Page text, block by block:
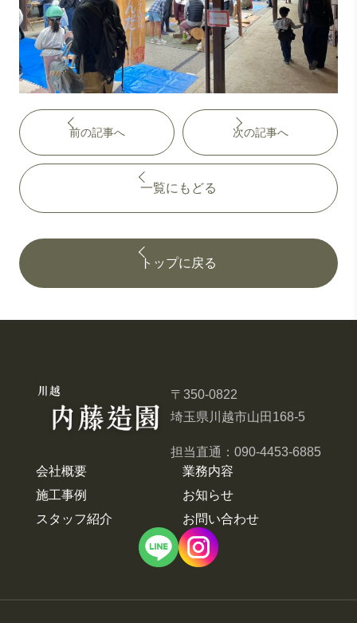
前の記事へ
一覧にもどる
次の記事へ
トップに戻る
〒350-0822
埼玉県川越市山田168-5
担当直通： 090-4453-6885
会社概要
業務内容
施工事例
お知らせ
スタッフ紹介
お問い合わせ